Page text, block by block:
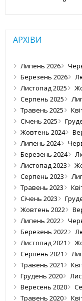
АРХІВИ
Липень 2026
Березень 2026
Листопад 2025
Серпень 2025
Травень 2025
Січень 2025
Жовтень 2024
Липень 2024
Березень 2024
Листопад 2023
Серпень 2023
Травень 2023
Січень 2023
Жовтень 2022
Липень 2022
Березень 2022
Листопад 2021
Серпень 2021
Травень 2021
Грудень 2020
Вересень 2020
Травень 2020